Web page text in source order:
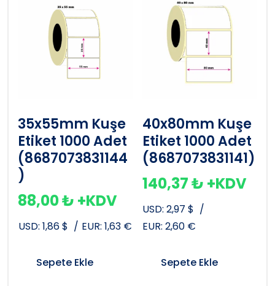
35x55mm Kuşe
Etiket 1000 Adet
(8687073831144
)
88,00₺ +KDV
USD:1,86$ / EUR:1,63 €
Sepete Ekle
40x80mm Kuşe
Etiket 1000 Adet
(8687073831141)
140,37₺ +KDV
USD: 2,97 $ /
EUR: 2,60 €
Sepete Ekle